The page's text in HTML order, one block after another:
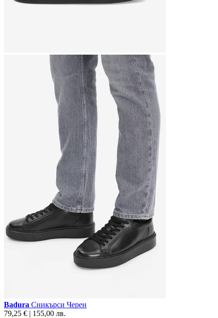
Badura Сникърси Черен
79,25 € | 155,00 лв.